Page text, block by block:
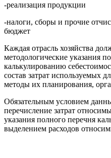
-реализация продукции
-налоги, сборы и прочие
бюджет
Каждая отрасль хозяйства
методологические указания
калькулированию
состав затрат используемых
методы их планирования,
Обязательным условием
перечисление затрат
указания полного перечня
выделением расходов